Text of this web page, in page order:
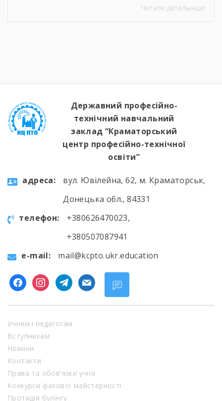
та демонструвати результати своєї
студенти підтвердили свої знання та […]
Читати детальніше
Державний професійно-
технічний навчальний
заклад “Краматорський
центр професійно-технічної
освіти”
aдресa:
вул. Ювілейна, 62, м. Краматорськ,
Донецька обл., 84331
телефон:
+380626470023,
+380507087941
e-mail:
mail@kcpto.ukr.education
facebookinstagramtelegram
mail
Учням і педагогам
Вступникам
Новини
Контакти
Права та обов’язки учня
Конкурси фахової майстерності
Протидія булінгу